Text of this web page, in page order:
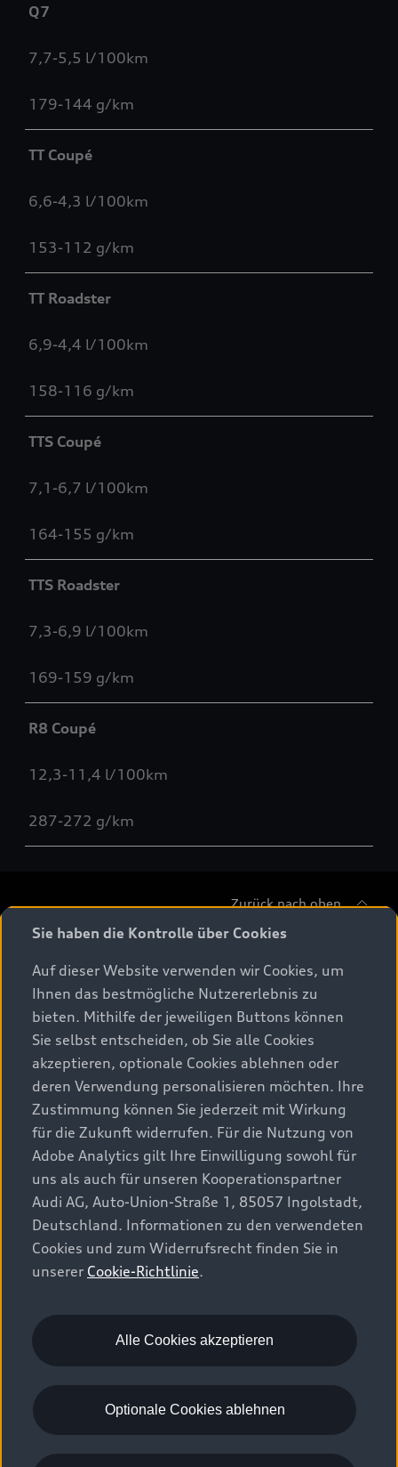
Q7
7,7-5,5 l/100km
179-144 g/km
TT Coupé
6,6-4,3 l/100km
153-112 g/km
TT Roadster
6,9-4,4 l/100km
158-116 g/km
TTS Coupé
7,1-6,7 l/100km
164-155 g/km
TTS Roadster
7,3-6,9 l/100km
169-159 g/km
R8 Coupé
12,3-11,4 l/100km
287-272 g/km
Zurück nach oben
Alle Modelle
Modelle vergleichen
Elektromodelle
Plug-in-Hybride
Beratung & Kauf
Aktuelle Angebote
Sofort verfügbare Neuwagen
Gebrauchtwagen
Audi Gebrauchtwagen :plus
Geschäftskunden
Audi exclusive
Service & Zubehör
Audi Original Zubehör
Audi Services
Audi digital services
myAudi
Garantie & Unterstützung
Batterie und Sicherheit
Kundenbereich
Kontakt
Audi Partner finden
Probefahrt anfragen
Audi Welt
Audi quattro Cup
Die Marke Karriere WLTP
Energieeffizienz
Rechtliches
Cookie-Einstellungen
EU Data Act
Please select country
Sie haben die Kontrolle über Cookies
Auf dieser Website verwenden wir Cookies, um
Ihnen das bestmögliche Nutzererlebnis zu
bieten. Mithilfe der jeweiligen Buttons können
Sie selbst entscheiden, ob Sie alle Cookies
akzeptieren, optionale Cookies ablehnen oder
deren Verwendung personalisieren möchten. Ihre
Zustimmung können Sie jederzeit mit Wirkung
für die Zukunft widerrufen. Für die Nutzung von
Adobe Analytics gilt Ihre Einwilligung sowohl für
uns als auch für unseren Kooperationspartner
Audi AG, Auto-Union-Straße 1, 85057 Ingolstadt,
Deutschland. Informationen zu den verwendeten
Cookies und zum Widerrufsrecht finden Sie in
unserer Cookie-Richtlinie.
Alle Cookies akzeptieren
Optionale Cookies ablehnen